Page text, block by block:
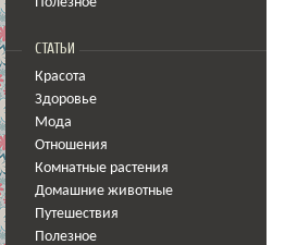
СТАТЬИ
Красота
Здоровье
Мода
Отношения
Комнатные растения
Домашние животные
Путешествия
Полезное